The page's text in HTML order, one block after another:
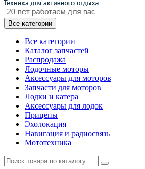
Все категории
Все категории
Каталог запчастей
Распродажа
Лодочные моторы
Аксессуары для моторов
Запчасти для моторов
Лодки и катера
Аксессуары для лодок
Прицепы
Эхолокация
Навигация и радиосвязь
Мототехника